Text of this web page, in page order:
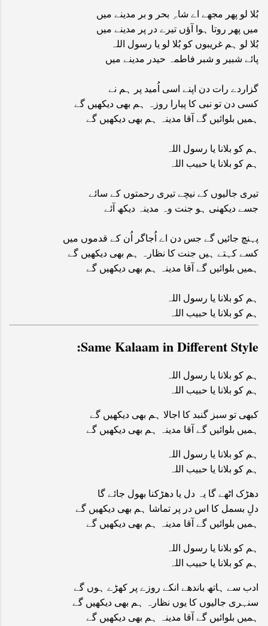
بُلا لو پھر مجھے اے شاہِ بحر و بر مدینے میں
میں پھر روتا ہوا آؤں تیرے در پر مدینے میں
بُلا لو ہم غریبوں کو بُلا لو یا رسول اللہ
پائے شبیر و شبر فاطمہ حیدر مدینے میں
گزاردے رات دن اپنے اسی اُمید پر ہم نے
کسی دن تو نبی کا پیارا روزہ ہم بھی دیکھیں گے
ہمیں بلوائیں گے آقا مدینہ ہم بھی دیکھیں گے
ہم کو بلانا یا رسول اللہ
ہم کو بلانا یا حبیب اللہ
تیری جالیوں کے نیچے تیری رحمتوں کے سائے
جسے دیکھنی ہو جنت وہ مدینہ دیکھ آئے
پہنچ جائیں گے جس دن اے اُجاگر اُن کے قدموں میں
کسے کہتے ہیں جنت کا نظارہ ہم بھی دیکھیں گے
ہمیں بلوائیں گے آقا مدینہ ہم بھی دیکھیں گے
ہم کو بلانا یا رسول اللہ
ہم کو بلانا یا حبیب اللہ
Same Kalaam in Different Style:
ہم کو بلانا یا رسول اللہ
ہم کو بلانا یا حبیب اللہ
کبھی تو سبز گنبد کا اجالا ہم بھی دیکھیں گے
ہمیں بلوائیں گے آقا مدینہ ہم بھی دیکھیں گے
ہم کو بلانا یا رسول اللہ
ہم کو بلانا یا حبیب اللہ
دھڑک اٹھے گا یہ دل یا دھڑکنا بھول جائے گا
دلِ بسمل کا اس در پر تماشا ہم بھی دیکھیں گے
ہمیں بلوائیں گے آقا مدینہ ہم بھی دیکھیں گے
ہم کو بلانا یا رسول اللہ
ہم کو بلانا یا حبیب اللہ
ادب سے ہاتھ باندھے انکے روزے پر کھڑے ہوں گے
سنہری جالیوں کا یوں نظارہ ہم بھی دیکھیں گے
ہمیں بلوائیں گے آقا مدینہ ہم بھی دیکھیں گے